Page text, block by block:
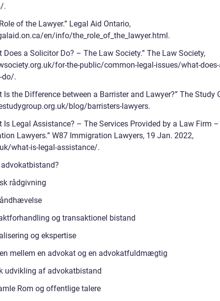
.
of the Lawyer.” Legal Aid Ontario,
en/info/the_role_of_the_lawyer.html.
Does a Solicitor Do? – The Law Society.” The Law Society,
for-the-public/common-legal-issues/what-does-
do/.
Is the Difference between a Barrister and Lawyer?” The Study
blog/barristers-lawyers.
Is Legal Assistance? – The Services Provided by a Law Firm
Lawyers.” W87 Immigration Lawyers, 19 Jan. 2022,
what-is-legal-assistance/.
rådgivning
og transaktionel bistand
og ekspertise
mellem en advokat og en advokatfuldmægtig
udvikling af advokatbistand
Rom og offentlige talere